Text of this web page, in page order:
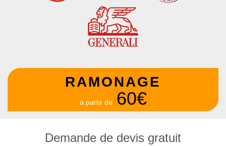
RAMONAGE
à partir de 60€
Demande de devis gratuit